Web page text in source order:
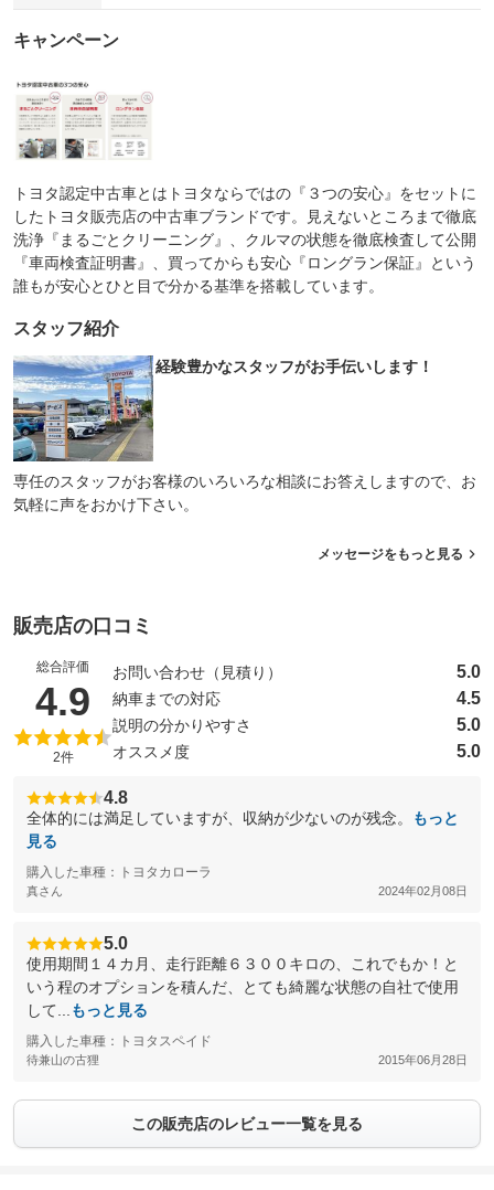
キャンペーン
トヨタ認定中古車とはトヨタならではの『３つの安心』をセットに
したトヨタ販売店の中古車ブランドです。見えないところまで徹底
洗浄『まるごとクリーニング』、クルマの状態を徹底検査して公開
『車両検査証明書』、買ってからも安心『ロングラン保証』という
誰もが安心とひと目で分かる基準を搭載しています。
スタッフ紹介
経験豊かなスタッフがお手伝いします！
専任のスタッフがお客様のいろいろな相談にお答えしますので、お
気軽に声をおかけ下さい。
メッセージをもっと見る
販売店の口コミ
総合評価
4.9 （5点満点中）
2件
お問い合わせ（見積り） 5.0
納車までの対応 4.5
説明の分かりやすさ 5.0
オススメ度 5.0
4.8
全体的には満足していますが、収納が少ないのが残念。
もっと
見る
購入した車種：トヨタカローラ
真さん 2024年02月08日
5.0
使用期間１４カ月、走行距離６３００キロの、これでもか！と
いう程のオプションを積んだ、とても綺麗な状態の自社で使用
して...
もっと見る
購入した車種：トヨタスペイド
待兼山の古狸 2015年06月28日
この販売店のレビュー一覧を見る